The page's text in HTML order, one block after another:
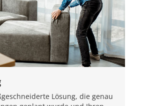
Lösung, die genau